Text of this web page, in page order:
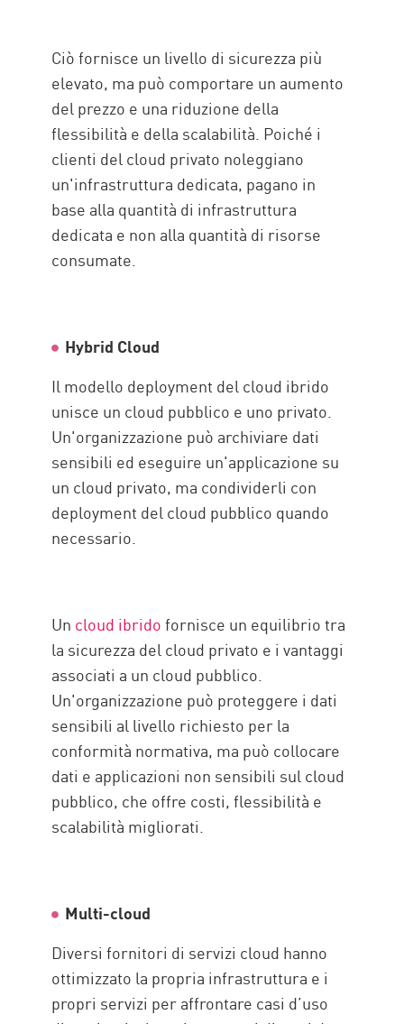
Ciò fornisce un livello di sicurezza più
elevato, ma può comportare un aumento
del prezzo e una riduzione della
flessibilità e della scalabilità. Poiché i
clienti del cloud privato noleggiano
un'infrastruttura dedicata, pagano in
base alla quantità di infrastruttura
dedicata e non alla quantità di risorse
consumate.
Hybrid Cloud
Il modello deployment del cloud ibrido
unisce un cloud pubblico e uno privato.
Un'organizzazione può archiviare dati
sensibili ed eseguire un'applicazione su
un cloud privato, ma condividerli con
deployment del cloud pubblico quando
necessario.
Un cloud ibridofornisce un equilibrio tra
la sicurezza del cloud privato e i vantaggi
associati a un cloud pubblico.
Un'organizzazione può proteggere i dati
sensibili al livello richiesto per la
conformità normativa, ma può collocare
dati e applicazioni non sensibili sul cloud
pubblico, che offre costi, flessibilità e
scalabilità migliorati.
Multi-cloud
Diversi fornitori di servizi cloud hanno
ottimizzato la propria infrastruttura e i
propri servizi per affrontare casi d’uso